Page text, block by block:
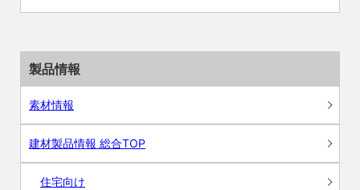
製品情報
素材情報
建材製品情報 総合TOP
住宅向け